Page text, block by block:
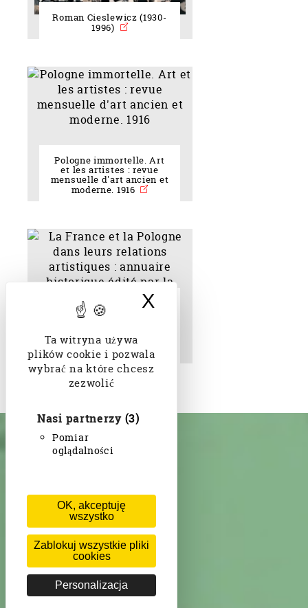
Ta witryna używa
plików cookie i pozwala
wybrać na które chcesz
zezwolić
Nasi partnerzy (3)
Pomiar
oglądalności
OK, akceptuję
wszystko
Zablokuj wszystkie pliki
cookies
Personalizacja
X
Roman Cieslewicz (1930-
1996)
Pologne immortelle. Art
et les artistes : revue
mensuelle d'art ancien et
moderne. 1916
La France et la Pologne
dans leurs relations
Bibliothèque polonaise
(Paris). 1938